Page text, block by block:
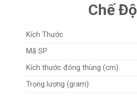
Chế Độ
Kích Thước
Mã SP
Kích thước đóng thùng (cm)
Trọng lượng (gram)